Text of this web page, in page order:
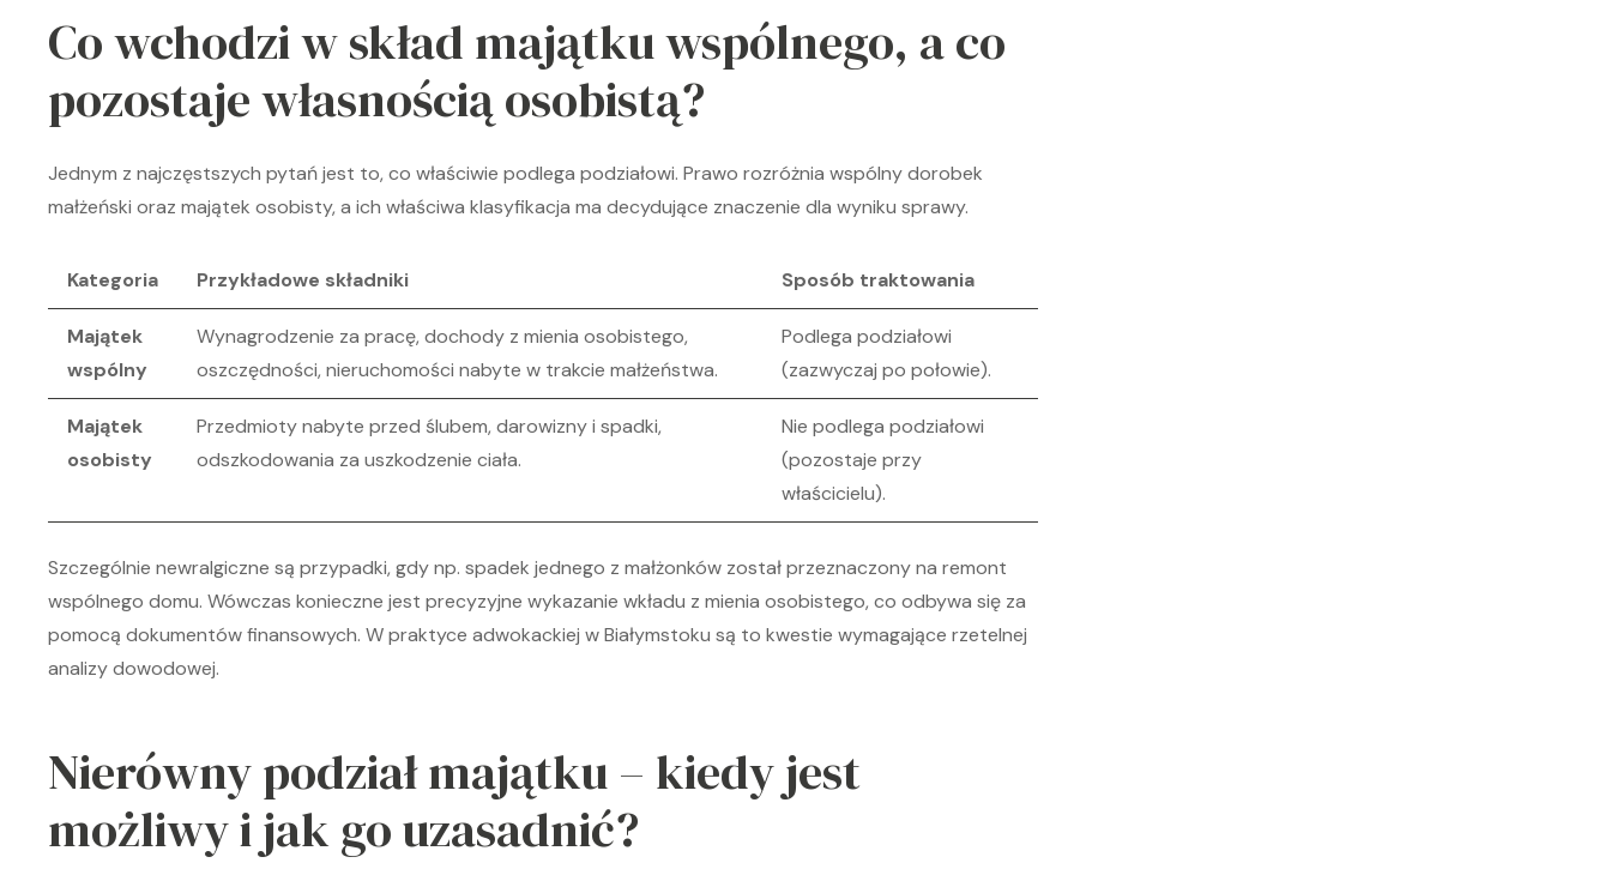
Co wchodzi w skład majątku wspólnego, a co
pozostaje własnością osobistą?
Jednym z najczęstszych pytań jest to, co właściwie podlega podziałowi. Prawo rozróżnia wspólny dorobek
małżeński oraz majątek osobisty, a ich właściwa klasyfikacja ma decydujące znaczenie dla wyniku sprawy.
Kategoria Przykładowe składniki Sposób traktowania
Majątek
wspólny
Wynagrodzenie za pracę, dochody z mienia osobistego,
oszczędności, nieruchomości nabyte w trakcie małżeństwa.
Podlega podziałowi
(zazwyczaj po połowie).
Majątek
osobisty
Przedmioty nabyte przed ślubem, darowizny i spadki,
odszkodowania za uszkodzenie ciała.
Nie podlega podziałowi
(pozostaje przy
właścicielu).
Szczególnie newralgiczne są przypadki, gdy np. spadek jednego z małżonków został przeznaczony na remont
wspólnego domu. Wówczas konieczne jest precyzyjne wykazanie wkładu z mienia osobistego, co odbywa się za
pomocą dokumentów finansowych. W praktyce adwokackiej w Białymstoku są to kwestie wymagające rzetelnej
analizy dowodowej.
Nierówny podział majątku – kiedy jest
możliwy i jak go uzasadnić?